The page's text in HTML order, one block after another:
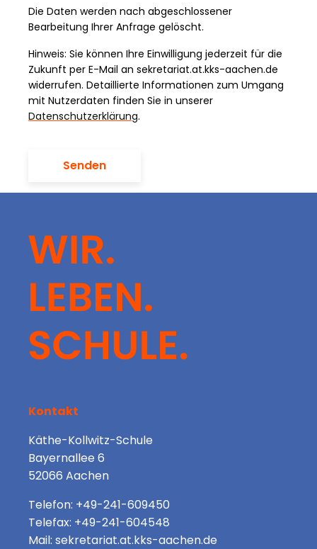
Die Daten werden nach abgeschlossener
Bearbeitung Ihrer Anfrage gelöscht.
Hinweis: Sie können Ihre Einwilligung jederzeit für die
Zukunft per E-Mail an sekretariat.at.kks-aachen.de
widerrufen. Detaillierte Informationen zum Umgang
mit Nutzerdaten finden Sie in unserer
Datenschutzerklärung.
Senden
Kontakt
Käthe-Kollwitz-Schule
Bayernallee 6
52066 Aachen
Telefon: +49-241-609450
Telefax: +49-241-604548
Mail: sekretariat.at.kks-aachen.de